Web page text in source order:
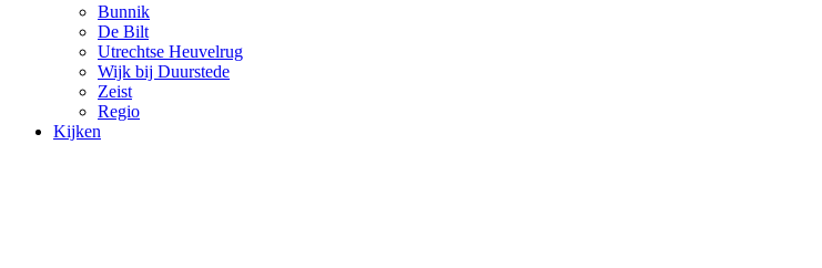
Bunnik
De Bilt
Utrechtse Heuvelrug
Wijk bij Duurstede
Zeist
Regio
Kijken